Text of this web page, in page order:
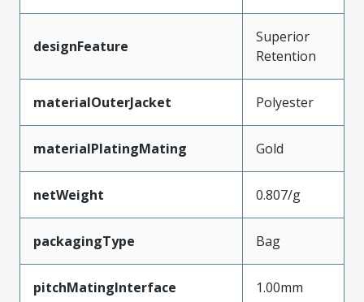
designFeature
Superior
Retention
materialOuterJacket Polyester
materialPlatingMating Gold
netWeight 0.807/g
packagingType Bag
pitchMatingInterface 1.00mm